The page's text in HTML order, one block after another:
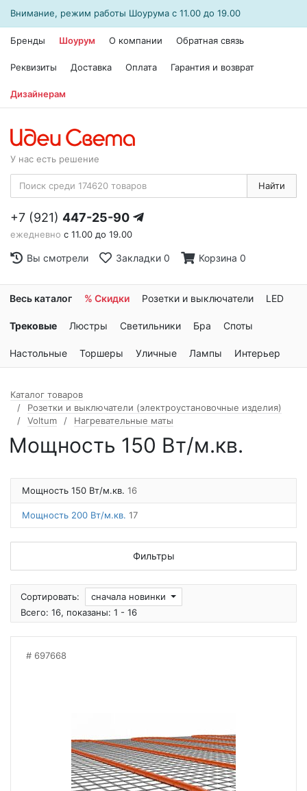
Внимание, режим работы Шоурума с 11.00 до 19.00
Бренды Шоурум О компании Обратная связь
Реквизиты Доставка Оплата Гарантия и возврат
Дизайнерам
У нас есть решение
Найти
+7 (921) 447-25-90
ежедневно с 11.00 до 19.00
Вы смотрели Закладки 0 Корзина 0
Весь каталог % Скидки Розетки и выключатели LED
Трековые Люстры Светильники Бра Споты
Настольные Торшеры Уличные Лампы Интерьер
Каталог товаров
Розетки и выключатели (электроустановочные изделия)
Voltum
Нагревательные маты
Мощность 150 Вт/м.кв.
Мощность 150 Вт/м.кв. 16
Мощность 200 Вт/м.кв. 17
Фильтры
Сортировать:
сначала новинки
Всего: 16, показаны: 1 - 16
697668